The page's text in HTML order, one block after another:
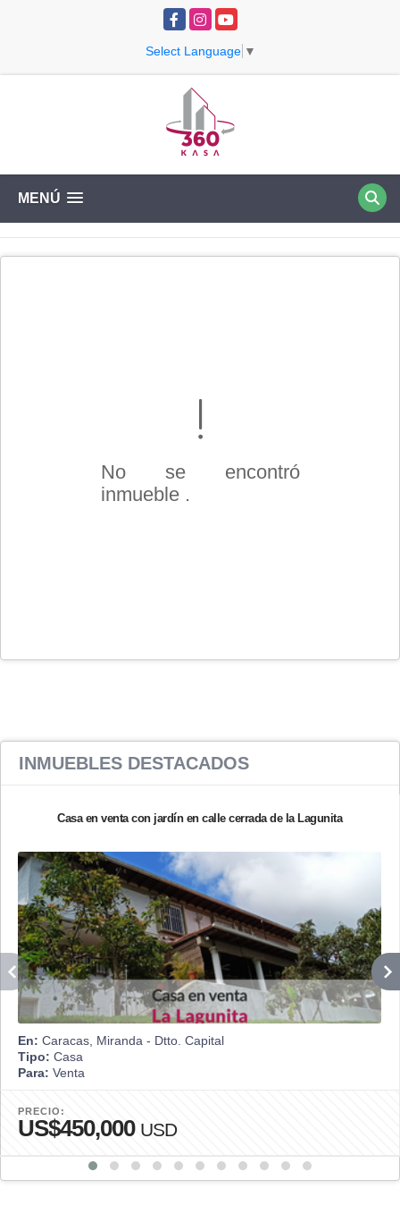
Facebook
InstagramYouTube
Select Language ▼
MENÚ
No se encontró
inmueble .
INMUEBLES DESTACADOS
Casa en venta con jardín en calle cerrada de la Lagunita
En: Caracas, Miranda - Dtto. Capital
Tipo: Casa
Para: Venta
PRECIO:
US$450,000 USD